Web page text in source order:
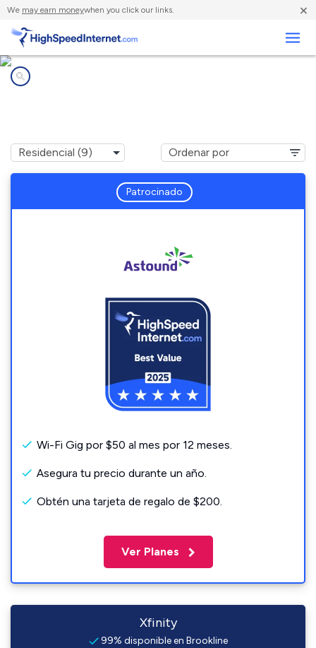
We may earn moneywhen you click our links. ×
Patrocinado
Wi-Fi Gig por $50 al mes por 12 meses.
Asegura tu precio durante un año.
Obtén una tarjeta de regalo de $200.
Ver Planes
Xfinity
99% disponible en Brookline